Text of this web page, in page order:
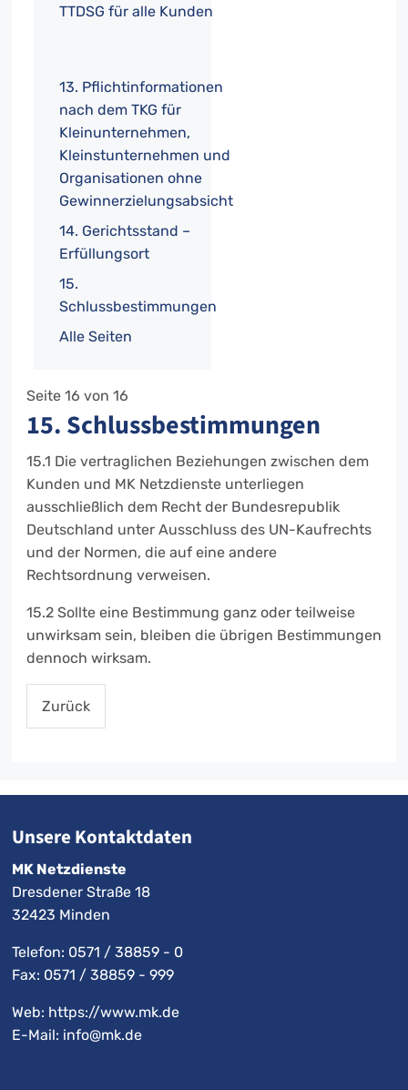
TTDSG für alle Kunden
13. Pflichtinformationen
nach dem TKG für
Kleinunternehmen,
Kleinstunternehmen und
Organisationen ohne
Gewinnerzielungsabsicht
14. Gerichtsstand –
Erfüllungsort
15.
Schlussbestimmungen
Alle Seiten
Seite 16 von 16
15. Schlussbestimmungen
15.1 Die vertraglichen Beziehungen zwischen dem
Kunden und MK Netzdienste unterliegen
ausschließlich dem Recht der Bundesrepublik
Deutschland unter Ausschluss des UN-Kaufrechts
und der Normen, die auf eine andere
Rechtsordnung verweisen.
15.2 Sollte eine Bestimmung ganz oder teilweise
unwirksam sein, bleiben die übrigen Bestimmungen
dennoch wirksam.
Zurück
Unsere Kontaktdaten
MK Netzdienste
Dresdener Straße 18
32423 Minden
Telefon: 0571 / 38859 - 0
Fax: 0571 / 38859 - 999
Web: https://www.mk.de
E-Mail: info@mk.de